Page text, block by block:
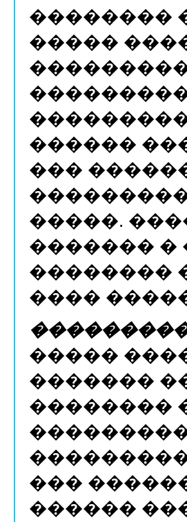
��������
�����
������
���
�����.
������� �
��������
����
�����
�������
��������
���
������